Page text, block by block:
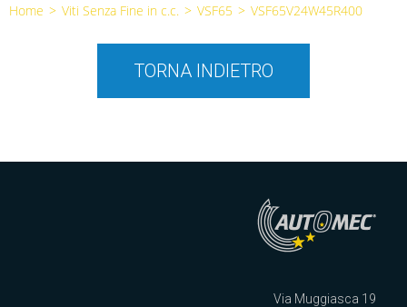
Home > Viti Senza Fine in c.c. > VSF65 > VSF65V24W45R400
TORNA INDIETRO
Via Muggiasca 19